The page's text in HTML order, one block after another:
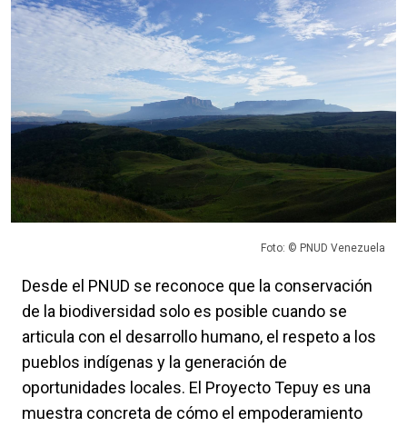
Foto: © PNUD Venezuela
Desde el PNUD se reconoce que la conservación
de la biodiversidad solo es posible cuando se
articula con el desarrollo humano, el respeto a los
pueblos indígenas y la generación de
oportunidades locales. El Proyecto Tepuy es una
muestra concreta de cómo el empoderamiento